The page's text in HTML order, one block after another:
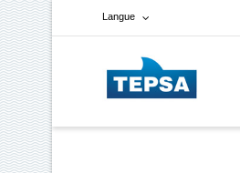
Langue
Français
Espagnol